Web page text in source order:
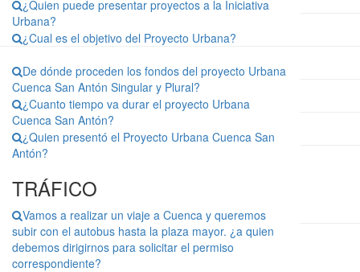
¿Quien puede presentar proyectos a la Iniciativa
Urbana?
¿Cual es el objetivo del Proyecto Urbana?
De dónde proceden los fondos del proyecto Urbana
Cuenca San Antón Singular y Plural?
¿Cuanto tiempo va durar el proyecto Urbana
Cuenca San Antón?
¿Quien presentó el Proyecto Urbana Cuenca San
Antón?
TRÁFICO
Vamos a realizar un viaje a Cuenca y queremos
subir con el autobus hasta la plaza mayor. ¿a quien
debemos dirigirnos para solicitar el permiso
correspondiente?